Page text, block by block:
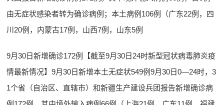
由无症状感染者转为确诊病例；本土病例106例（广东22例，四
川20例，内蒙古17例，山西7例，山东5例
9月30日新增确诊172例【截至9月30日24时新型冠状病毒肺炎疫
情最新情况】9月30日新增本土无症状549例9月30日0—24时，3
1个省（自治区、直辖市）和新疆生产建设兵团报告新增确诊病